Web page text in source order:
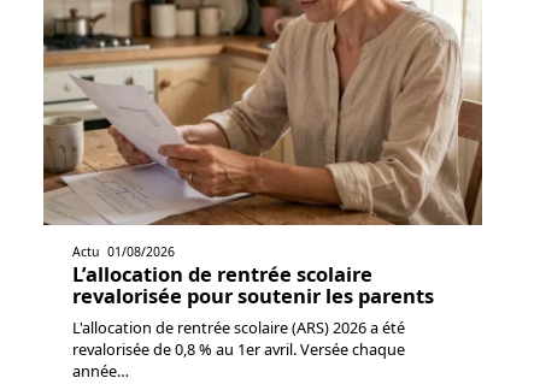
Actu 01/08/2026
L’allocation de rentrée scolaire
revalorisée pour soutenir les parents
L'allocation de rentrée scolaire (ARS) 2026 a été
revalorisée de 0,8 % au 1er avril. Versée chaque
année…